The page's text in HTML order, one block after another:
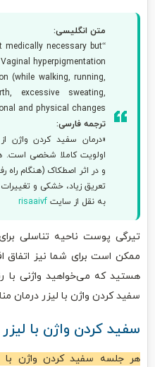
متن انگلیسی:
medically necessary but
hyperpigmentation
(while walking, running,
excessive sweating,
and physical changes.”
ترجمه فارسی:
«درمان سفید کردن واژن
اولویت کاملا شخصی است.
و در اثر اصطکاک (هنگام راه
تعریق زیاد، خشکی و
به نقل از سایت risaaivf
تیرگی پوست ناحیه تناسلی
ممکن است برای شما نیز اتفاق
هستید که می‌خواهید واژنی
سفید کردن واژن با لیزر درمان
سفید کردن واژن با